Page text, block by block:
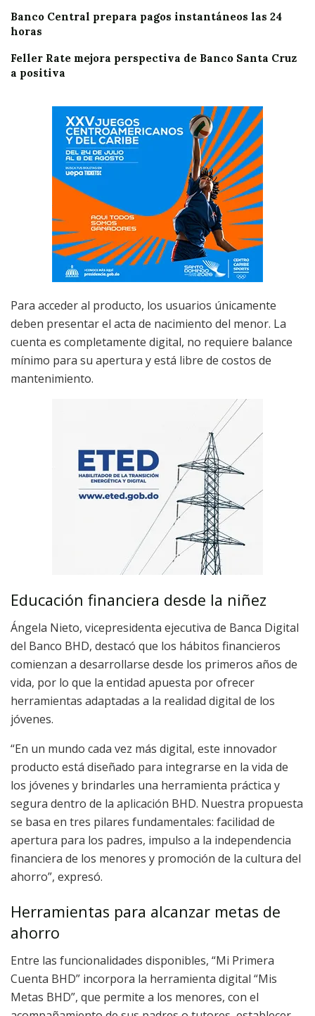
Banco Central prepara pagos instantáneos las 24
horas
Feller Rate mejora perspectiva de Banco Santa Cruz
a positiva
Para acceder al producto, los usuarios únicamente
deben presentar el acta de nacimiento del menor. La
cuenta es completamente digital, no requiere balance
mínimo para su apertura y está libre de costos de
mantenimiento.
Educación financiera desde la niñez
Ángela Nieto, vicepresidenta ejecutiva de Banca Digital
del Banco BHD, destacó que los hábitos financieros
comienzan a desarrollarse desde los primeros años de
vida, por lo que la entidad apuesta por ofrecer
herramientas adaptadas a la realidad digital de los
jóvenes.
“En un mundo cada vez más digital, este innovador
producto está diseñado para integrarse en la vida de
los jóvenes y brindarles una herramienta práctica y
segura dentro de la aplicación BHD. Nuestra propuesta
se basa en tres pilares fundamentales: facilidad de
apertura para los padres, impulso a la independencia
financiera de los menores y promoción de la cultura del
ahorro”, expresó.
Herramientas para alcanzar metas de
ahorro
Entre las funcionalidades disponibles, “Mi Primera
Cuenta BHD” incorpora la herramienta digital “Mis
Metas BHD”, que permite a los menores, con el